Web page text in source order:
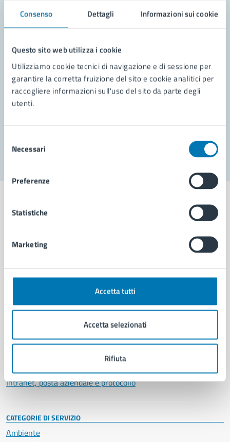
Consenso Dettagli Informazioni sui cookie
Questo sito web utilizza i cookie
Utilizziamo cookie tecnici di navigazione e di sessione per
garantire la corretta fruizione del sito e cookie analitici per
raccogliere informazioni sull'uso del sito da parte degli
utenti.
delNecessari
Preferenze
Statistiche
Marketing
Accetta tutti
Accetta selezionati
Rifiuta
Contatta il comune
Leggi le domande frequenti
Richiedi assistenza
Prenota appuntamento
Municipalità
Politici
Documenti e dati
Intranet, posta aziendale e protocollo
CATEGORIE DI SERVIZIO
Ambiente